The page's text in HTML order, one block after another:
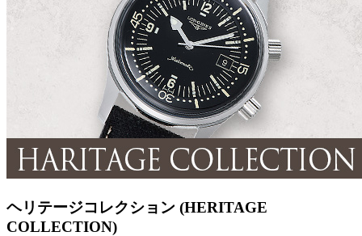
ヘリテージコレクション (HERITAGE
COLLECTION)